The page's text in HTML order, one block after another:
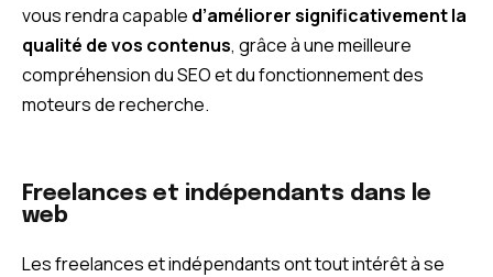
vous rendra capable d’améliorer significativement la
qualité de vos contenus, grâce à une meilleure
compréhension du SEO et du fonctionnement des
moteurs de recherche.
Freelances et indépendants dans le
web
Les freelances et indépendants ont tout intérêt à se